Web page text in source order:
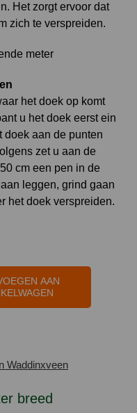
breed
Het zorgt ervoor dat
zich te verspreiden.
meter
het doek op komt
u het doek eerst ein
doek aan de punten
zet u aan de
cm een pen in de
leggen, grind gaan
het doek verspreiden.
AAN
Waddinxveen